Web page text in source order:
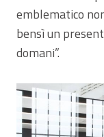
emblematico
bensì un
domani”.